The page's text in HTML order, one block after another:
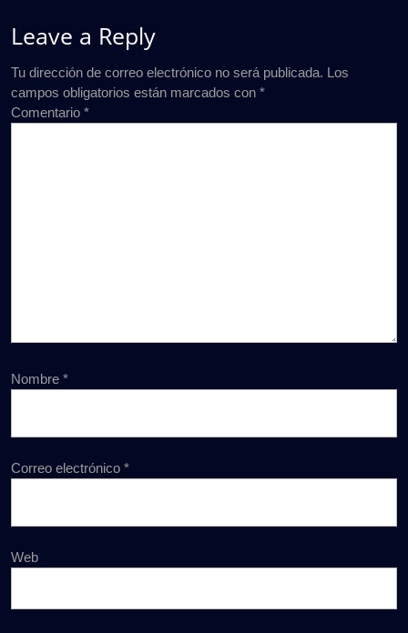
Leave a Reply
Tu dirección de correo electrónico no será publicada. Los
campos obligatorios están marcados con *
Comentario *
Nombre *
Correo electrónico *
Web